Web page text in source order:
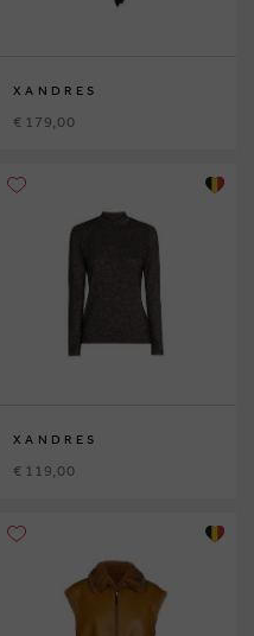
XANDRES
€ 179,00
XANDRES
€ 119,00